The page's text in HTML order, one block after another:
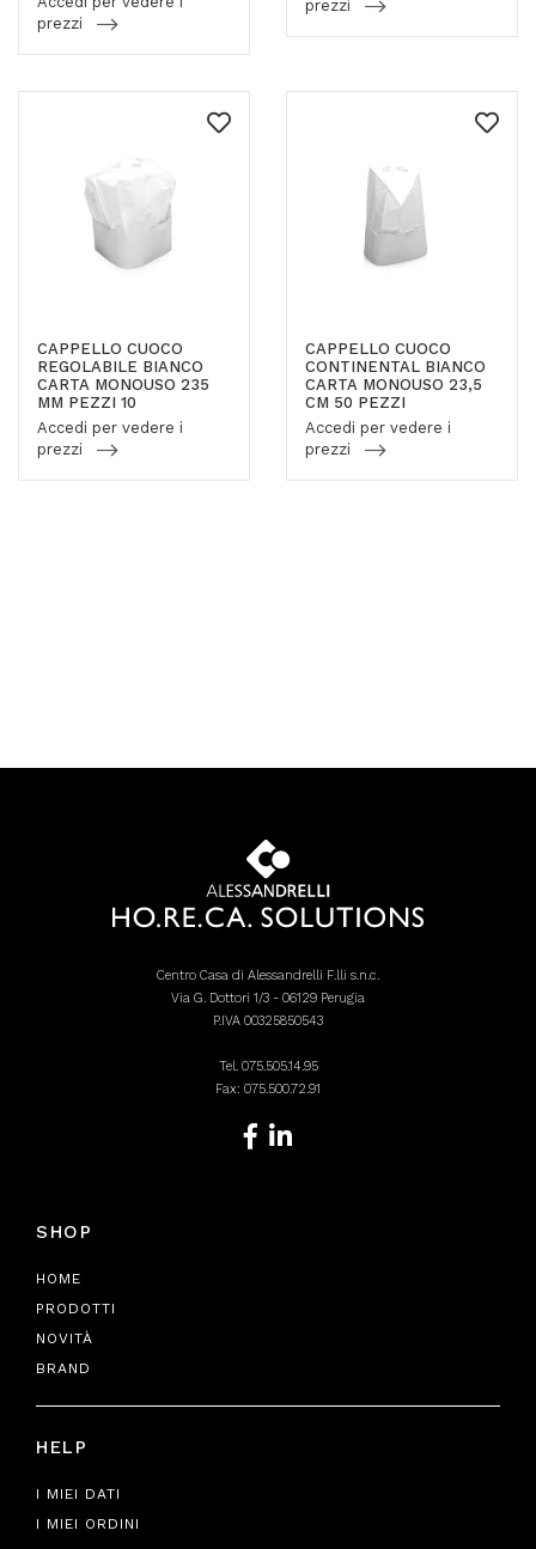
prezzi
prezzi
CAPPELLO CUOCO
REGOLABILE BIANCO
CARTA MONOUSO 235
MM PEZZI 10
Accedi per vedere i
prezzi
CAPPELLO CUOCO
CONTINENTAL BIANCO
CARTA MONOUSO 23,5
CM 50 PEZZI
Accedi per vedere i
prezzi
Centro Casa di Alessandrelli F.lli s.n.c.
Via G. Dottori 1/3 - 06129 Perugia
P.IVA 00325850543
Tel. 075.505.14.95
Fax: 075.500.72.91
SHOP
HOME
PRODOTTI
NOVITÀ
BRAND
HELP
I MIEI DATI
I MIEI ORDINI